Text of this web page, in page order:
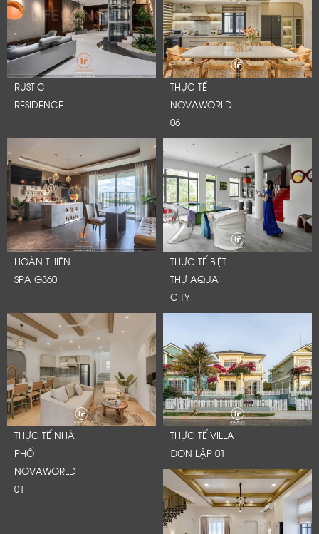
RUSTIC
RESIDENCE
THỰC TẾ
NOVAWORLD
06
HOÀN THIỆN
SPA G360
THỰC TẾ BIỆT
THỰ AQUA
CITY
THỰC TẾ NHÀ
PHỐ
NOVAWORLD
01
THỰC TẾ VILLA
ĐƠN LẬP 01